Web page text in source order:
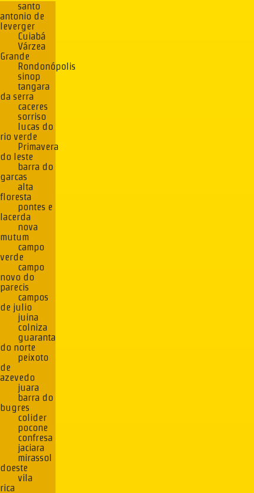
santo
antonio de
leverger
Cuiabá
Várzea
Grande
Rondonópolis
sinop
tangara
da serra
caceres
sorriso
lucas do
rio verde
Primavera
do leste
barra do
garcas
alta
floresta
pontes e
lacerda
nova
mutum
campo
verde
campo
novo do
parecis
campos
de julio
juina
colniza
guaranta
do norte
peixoto
de
azevedo
juara
barra do
bugres
colider
pocone
confresa
jaciara
mirassol
doeste
vila
rica